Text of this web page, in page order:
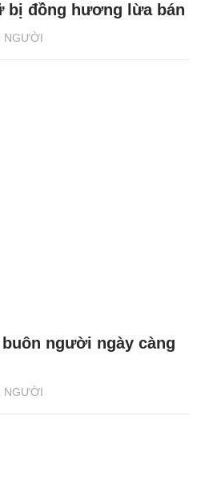
NGƯỜI
bị đồng hương lừa bán
NGƯỜI
người ngày càng